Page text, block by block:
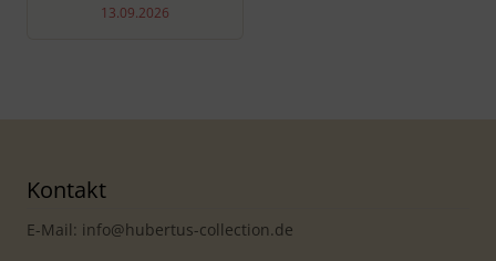
13.09.2026
Kontakt
E-Mail: info@hubertus-collection.de